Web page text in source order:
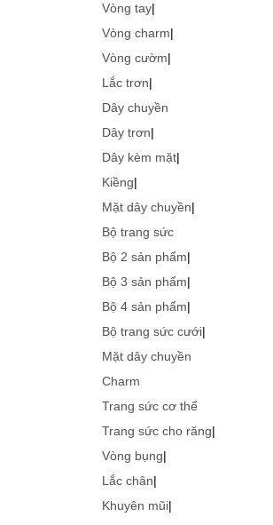
Vòng tay|
Vòng charm|
Vòng cườm|
Lắc trơn|
Dây chuyền
Dây trơn|
Dây kèm mặt|
Kiềng|
Mặt dây chuyền|
Bộ trang sức
Bộ 2 sản phẩm|
Bộ 3 sản phẩm|
Bộ 4 sản phẩm|
Bộ trang sức cưới|
Mặt dây chuyền
Charm
Trang sức cơ thể
Trang sức cho răng|
Vòng bụng|
Lắc chân|
Khuyên mũi|